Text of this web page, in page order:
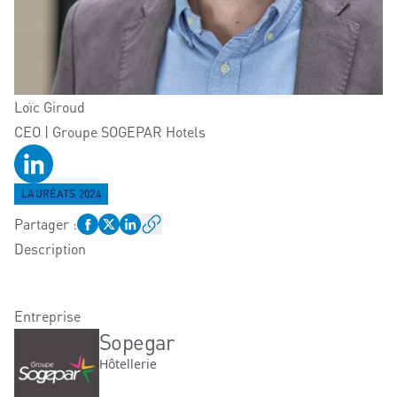
Loïc Giroud
CEO | Groupe SOGEPAR Hotels
Profil LinkedIn
LAURÉATS 2024
Partager :
Description
Entreprise
Sopegar
Hôtellerie